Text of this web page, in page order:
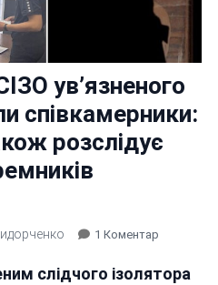
ув’язненого
співкамерники:
розслідує
1 КоментарДо
слідчого ізолятора